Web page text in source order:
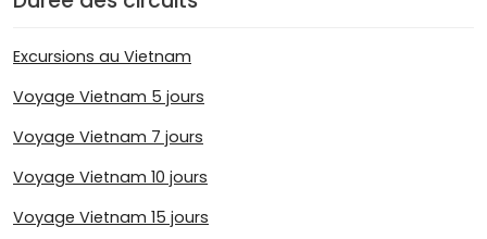
Excursions au Vietnam
Voyage Vietnam 5 jours
Voyage Vietnam 7 jours
Voyage Vietnam 10 jours
Voyage Vietnam 15 jours